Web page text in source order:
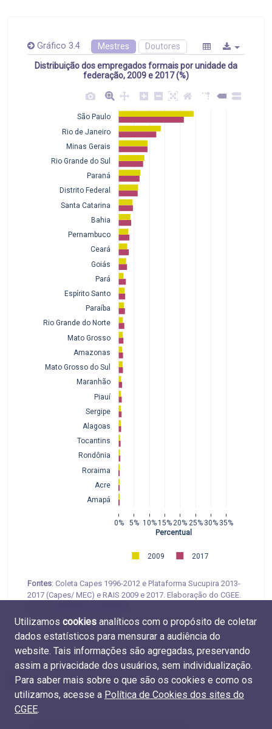
Gráfico 3.4 Mestres Doutores
Distribuição dos empregados formais por unidade da
federação, 2009 e 2017 (%)
0% 5% 10% 15%20% 25% 30% 35%
Amapá
Acre
Roraima
Rondônia
Tocantins
Alagoas
Sergipe
Piauí
Maranhão
Mato Grosso do Sul
Amazonas
Mato Grosso
Rio Grande do Norte
Paraíba
Espírito Santo
Pará
Goiás
Ceará
Pernambuco
Bahia
Santa Catarina
Distrito Federal
Paraná
Rio Grande do Sul
Minas Gerais
Rio de Janeiro
São Paulo
2009 2017
Percentual
Fontes: Coleta Capes 1996-2012 e Plataforma Sucupira 2013-
2017 (Capes/ MEC) e RAIS 2009 e 2017. Elaboração do CGEE.
Utilizamos cookies analíticos com o propósito de coletar
dados estatísticos para mensurar a audiência do
website. Tais informações são agregadas, preservando
assim a privacidade dos usuários, sem individualização.
Para saber mais sobre o que são os cookies e como os
utilizamos, acesse a Política de Cookies dos sites do
CGEE.